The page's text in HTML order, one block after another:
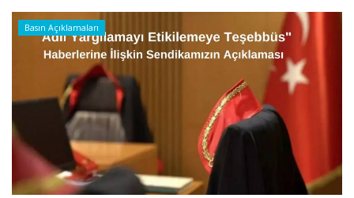
Basın Açıklamaları